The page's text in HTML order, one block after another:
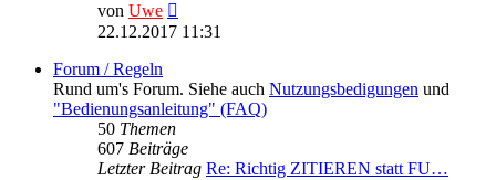
von Uwe
Beitrag
22.12.2017 11:31
Forum / Regeln
Rund um's Forum. Siehe auch Nutzungsbedigungen und
"Bedienungsanleitung" (FAQ)
50 Themen
607 Beiträge
Letzter Beitrag Re: Richtig ZITIEREN statt FU…